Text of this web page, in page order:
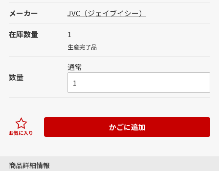
メーカー JVC（ジェイブイシー）
在庫数量 1
生産完了品
数量
通常
かごに追加
お気に入り
商品詳細情報